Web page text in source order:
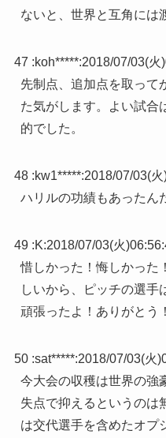
ないと、世界と互角には
47 :koh*****:2018/07/03(火
先制点、追加点を取って
た気がします。よい試合
的でした。
48 :kw1*****:2018/07/03(
ハリルの功績もあったん
49 :K:2018/07/03(火
惜しかった！悔しかった
しいから、ピッチの選手
頑張ったよ！ありがとう！
50 :sat*****:2018/07/03(火
今大会の収穫は世界の強
失点で抑えるというのは
は交代選手を含めたオプ